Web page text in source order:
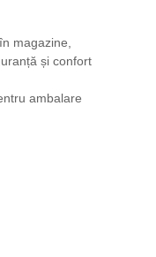
magazine,
și confort
ambalare